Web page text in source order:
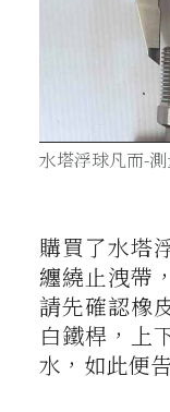
水塔浮球凡而-
購買了水塔
纏繞止洩帶
請先確認橡
白鐵桿，上
水，如此便